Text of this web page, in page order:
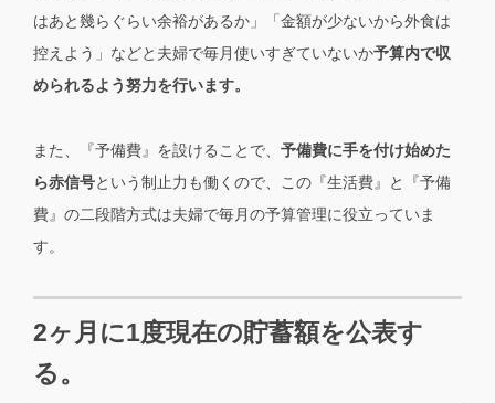
はあと幾らぐらい余裕があるか」「金額が少ないから外食は
控えよう」などと夫婦で毎月使いすぎていないか予算内で収
められるよう努力を行います。
また、『予備費』を設けることで、 予備費に手を付け始めた
ら赤信号という制止力も働くので、この『生活費』と『予備
費』の二段階方式は夫婦で毎月の予算管理に役立っていま
す。
2ヶ月に1度現在の貯蓄額を公表す
る。